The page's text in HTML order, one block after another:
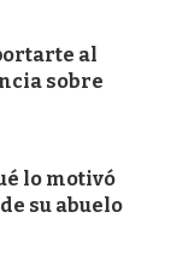
al
sobre
lo motivó
su abuelo